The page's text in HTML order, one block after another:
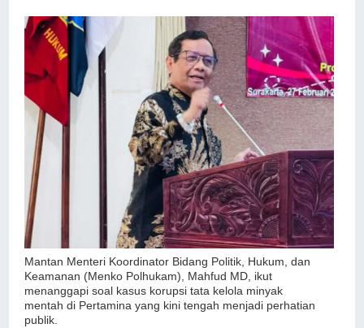
Mantan Menteri Koordinator Bidang Politik, Hukum, dan
Keamanan (Menko Polhukam), Mahfud MD, ikut
menanggapi soal kasus korupsi tata kelola minyak
mentah di Pertamina yang kini tengah menjadi perhatian
publik.